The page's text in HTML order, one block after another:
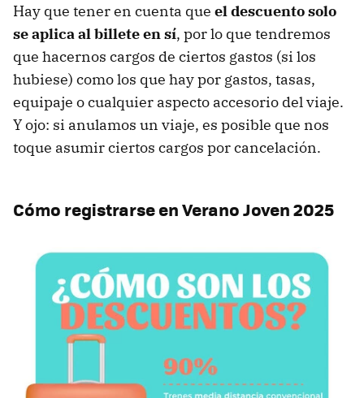
Hay que tener en cuenta que el descuento solo
se aplica al billete en sí, por lo que tendremos
que hacernos cargos de ciertos gastos (si los
hubiese) como los que hay por gastos, tasas,
equipaje o cualquier aspecto accesorio del viaje.
Y ojo: si anulamos un viaje, es posible que nos
toque asumir ciertos cargos por cancelación.
Cómo registrarse en Verano Joven 2025